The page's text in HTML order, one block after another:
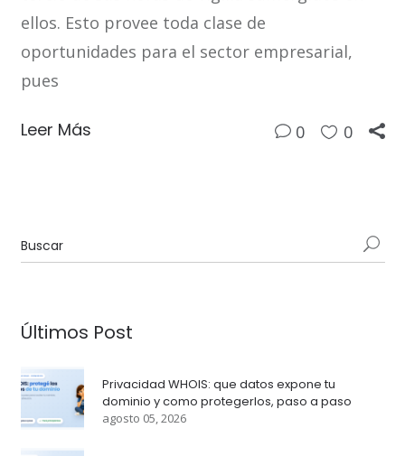
ellos. Esto provee toda clase de
oportunidades para el sector empresarial,
pues
Leer Más 0 0
Últimos Post
Privacidad WHOIS: que datos expone tu
dominio y como protegerlos, paso a paso
agosto 05, 2026